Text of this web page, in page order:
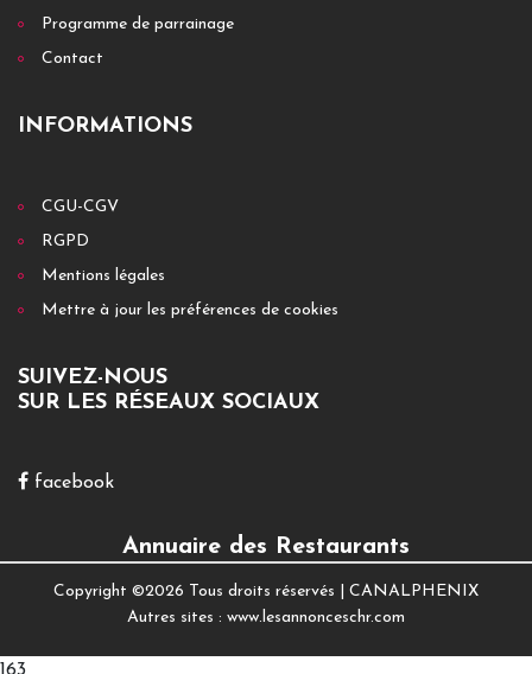
Programme de parrainage
Contact
INFORMATIONS
CGU-CGV
RGPD
Mentions légales
Mettre à jour les préférences de cookies
SUIVEZ-NOUS
SUR LES RÉSEAUX SOCIAUX
facebook
Annuaire des Restaurants
Copyright ©2026 Tous droits réservés | CANALPHENIX
Autres sites : www.lesannonceschr.com
163